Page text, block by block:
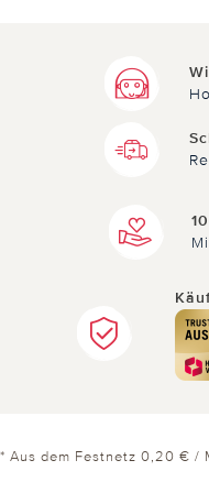
* Aus dem Festnetz 0,20 € /